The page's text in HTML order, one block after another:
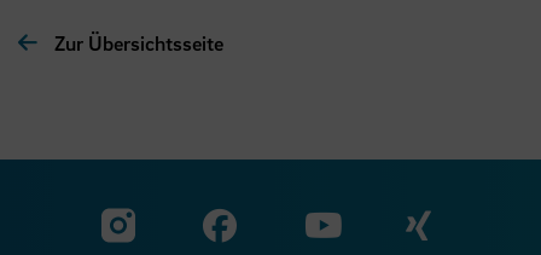
Zur Übersichtsseite
Zu unserer Facebook
Zu